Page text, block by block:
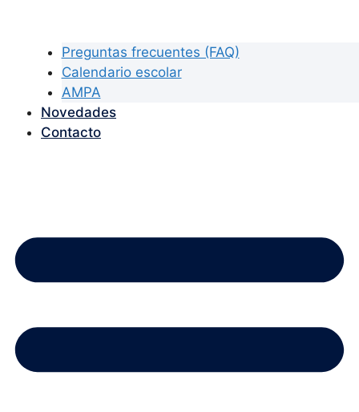
Preguntas frecuentes (FAQ)
Calendario escolar
AMPA
Novedades
Contacto